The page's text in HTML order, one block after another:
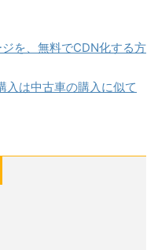
を、無料でCDN化する方
入は中古車の購入に似て